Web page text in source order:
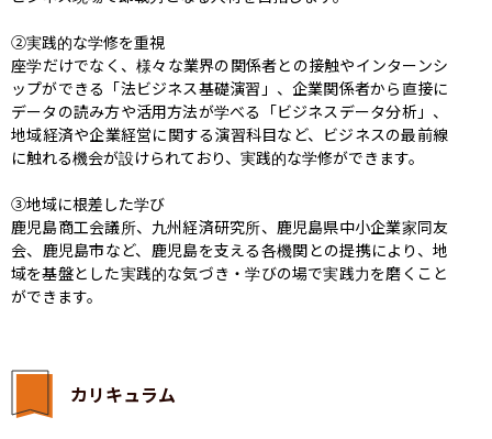
②実践的な学修を重視
座学だけでなく、様々な業界の関係者との接触やインターンシ
ップができる「法ビジネス基礎演習」、企業関係者から直接に
データの読み方や活用方法が学べる「ビジネスデータ分析」、
地域経済や企業経営に関する演習科目など、ビジネスの最前線
に触れる機会が設けられており、実践的な学修ができます。
③地域に根差した学び
鹿児島商工会議所、九州経済研究所、鹿児島県中小企業家同友
会、鹿児島市など、鹿児島を支える各機関との提携により、地
域を基盤とした実践的な気づき・学びの場で実践力を磨くこと
ができます。
カリキュラム